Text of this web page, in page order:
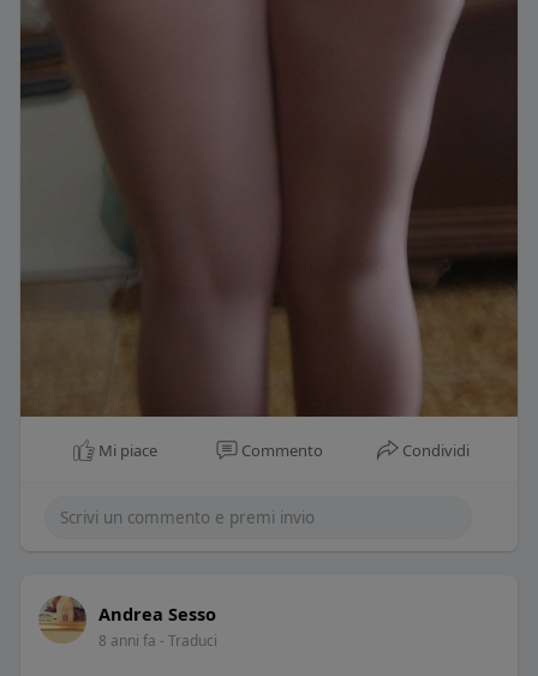
Mi piace Commento Condividi
Andrea Sesso
8 anni fa - Traduci